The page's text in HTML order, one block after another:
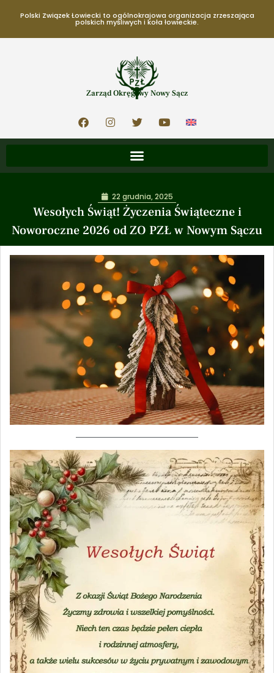
Polski Związek Łowiecki to ogólnokrajowa organizacja zrzeszająca
polskich myśliwych i koła łowieckie.
Zarząd Okręgowy Nowy Sącz
Wesołych Świąt! Życzenia Świąteczne i
Noworoczne 2026 od ZO PZŁ w Nowym Sączu
22 grudnia, 2025